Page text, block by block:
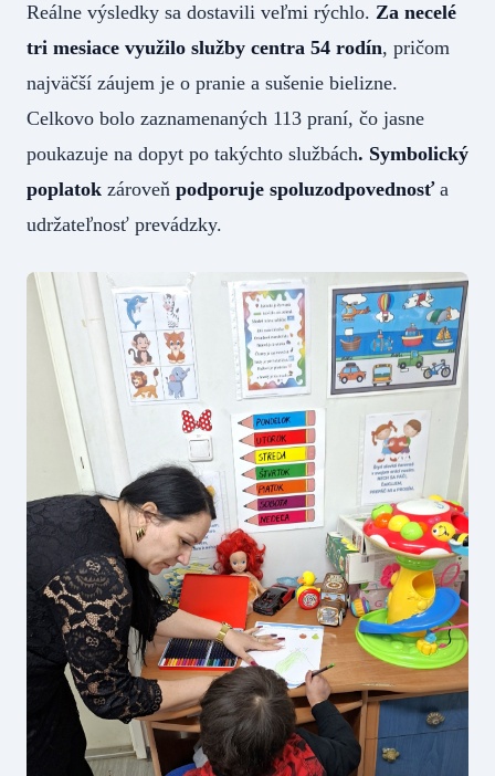
Reálne výsledky sa dostavili veľmi rýchlo. Za necelé
tri mesiace využilo služby centra 54 rodín, pričom
najväčší záujem je o pranie a sušenie bielizne.
Celkovo bolo zaznamenaných 113 praní, čo jasne
poukazuje na dopyt po takýchto službách. Symbolický
poplatok zároveň podporuje spoluzodpovednosť a
udržateľnosť prevádzky.